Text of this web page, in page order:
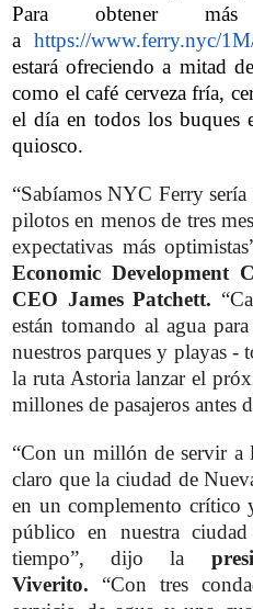
Para obtener más
a https://www.ferry.nyc/
estará ofreciendo a mitad
como el café cerveza fría,
el día en todos los buques
quiosco.
“Sabíamos NYC Ferry
pilotos en menos de tres
expectativas más
Economic Development
CEO James Patchett.
están tomando al agua
nuestros parques y playas
la ruta Astoria lanzar el
millones de pasajeros antes
“Con un millón de servir a
claro que la ciudad de
en un complemento crítico
público en nuestra
tiempo”, dijo la
Viverito. “Con tres